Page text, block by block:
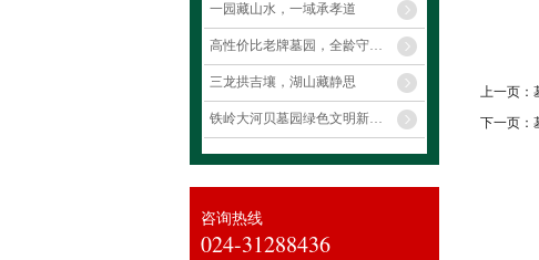
一园藏山水，一域承孝道
高性价比老牌墓园，全龄守护省心优选
三龙拱吉壤，湖山藏静思
铁岭大河贝墓园绿色文明新风福地，全维贴心长效安居净土
咨询热线
024-31288436
上一页：
下一页：